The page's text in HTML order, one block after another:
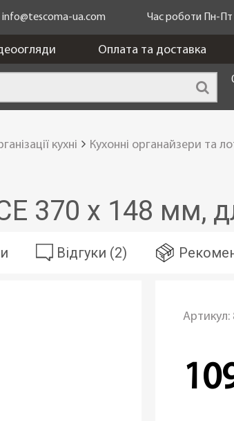
info@tescoma-ua.com Час роботи Пн-Пт
Оплата та доставка
кухні
Кухонні органайзери та
370 x 148 мм,
Відгуки (2)
Артикул: